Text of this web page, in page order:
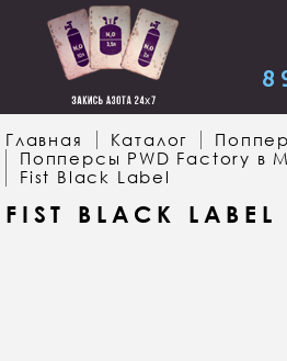
8
Главная Каталог
Попперсы PWD Factory в
Fist Black Label
FIST BLACK LABEL